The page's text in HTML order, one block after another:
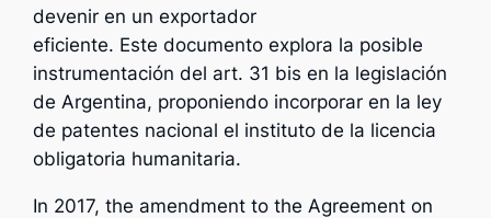
devenir en un exportador
eficiente. Este documento explora la posible
instrumentación del art. 31 bis en la legislación
de Argentina, proponiendo incorporar en la ley
de patentes nacional el instituto de la licencia
obligatoria humanitaria.
In 2017, the amendment to the Agreement on